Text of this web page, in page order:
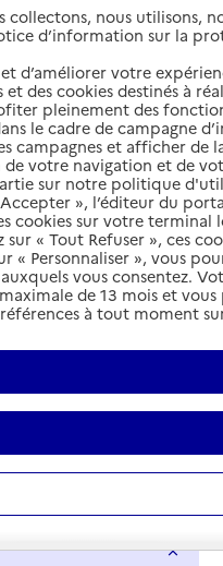
services autour de
Tout déplier
collectons, nous utilisons,
d’information sur la
d’améliorer votre
des cookies destinés à
pleinement des
le cadre de campagne
campagnes et afficher de
votre navigation et de
sur notre politique
», l’éditeur du
cookies sur votre terminal
« Tout Refuser », ces
« Personnaliser », vous
vous consentez.
de 13 mois et
à tout moment